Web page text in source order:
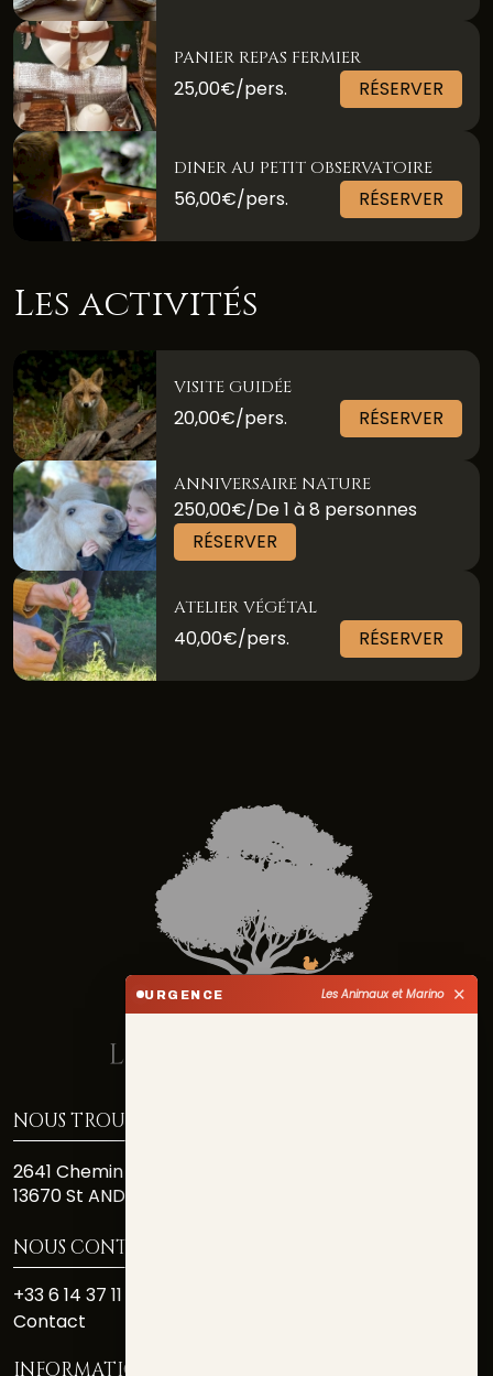
PANIER REPAS FERMIER
25,00€/pers. RÉSERVER
DINER AU PETIT OBSERVATOIRE
56,00€/pers. RÉSERVER
Les activités
VISITE GUIDÉE
20,00€/pers. RÉSERVER
ANNIVERSAIRE NATURE
250,00€/De 1 à 8 personnes
RÉSERVER
ATELIER VÉGÉTAL
40,00€/pers. RÉSERVER
NOUS TROUVER
2641 Chemin Des Costiéres
13670 St ANDIOL
NOUS CONTACTER
+33 6 14 37 11 81
Contact
INFORMATIONS
URGENCE Les Animaux et Marino ✕